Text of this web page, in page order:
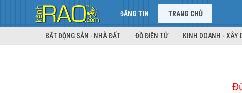
ĐĂNG TIN TRANG CHỦ
BẤT ĐỘNG SẢN - NHÀ ĐẤT ĐỒ ĐIỆN TỬ KINH DOANH - XÂY